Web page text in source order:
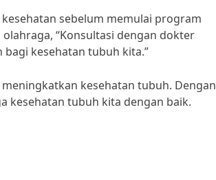
sebelum memulai program
“Konsultasi dengan dokter
kesehatan tubuh kita.”
kesehatan tubuh. Dengan
kesehatan tubuh kita dengan baik.